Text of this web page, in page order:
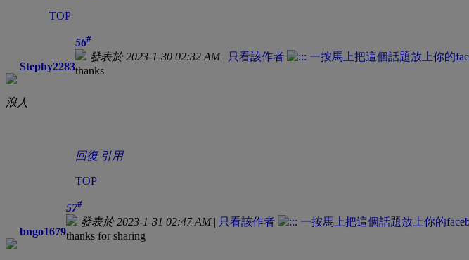
TOP
Stephy2283
浪人
56#
發表於 2023-1-30 02:32 AM| 只看該作者
thanks
回復 引用
TOP
bngo1679
57#
發表於 2023-1-31 02:47 AM| 只看該作者
thanks for sharing